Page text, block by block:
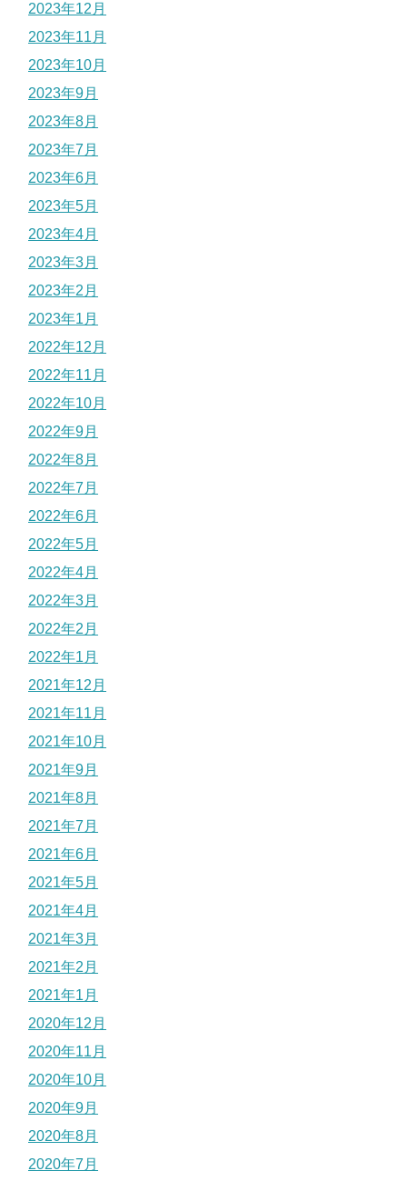
2023年12月
2023年11月
2023年10月
2023年9月
2023年8月
2023年7月
2023年6月
2023年5月
2023年4月
2023年3月
2023年2月
2023年1月
2022年12月
2022年11月
2022年10月
2022年9月
2022年8月
2022年7月
2022年6月
2022年5月
2022年4月
2022年3月
2022年2月
2022年1月
2021年12月
2021年11月
2021年10月
2021年9月
2021年8月
2021年7月
2021年6月
2021年5月
2021年4月
2021年3月
2021年2月
2021年1月
2020年12月
2020年11月
2020年10月
2020年9月
2020年8月
2020年7月